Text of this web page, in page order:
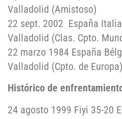
Valladolid (Amistoso)
22 sept. 2002
Valladolid (Clas. Cpto.
22 marzo 1984
Valladolid (Cpto. de Europa)
Histórico de
24 agosto 1999 Fiyi 35-20